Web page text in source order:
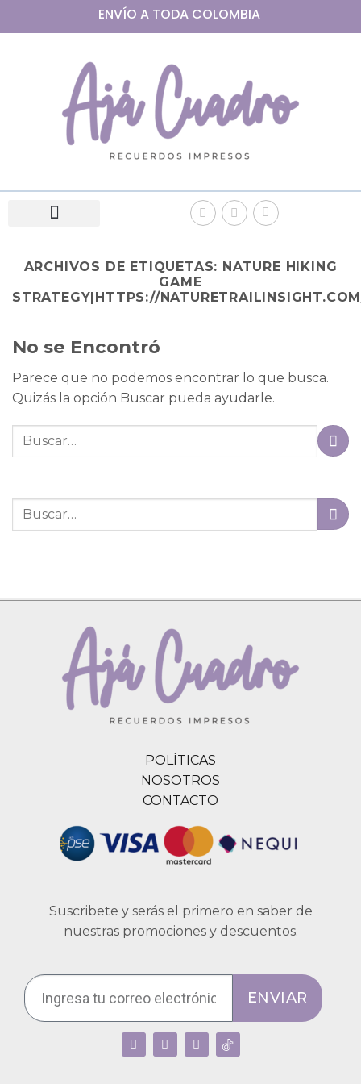
ENVÍO A TODA COLOMBIA
ARCHIVOS DE ETIQUETAS: NATURE HIKING
GAME
STRATEGY|HTTPS://
No se Encontró
Parece que no podemos encontrar lo que busca.
Quizás la opción Buscar pueda ayudarle.
POLÍTICAS
NOSOTROS
CONTACTO
Suscribete y serás el primero en saber de
nuestras promociones y descuentos.
ENVIAR